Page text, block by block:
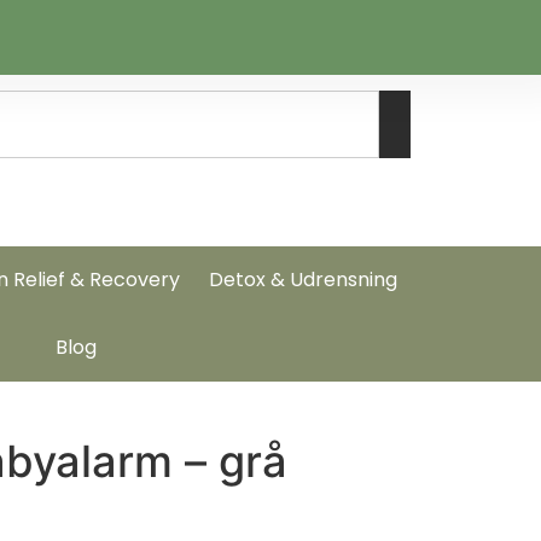
Relief & Recovery Detox & Udrensning
Blog
– grå